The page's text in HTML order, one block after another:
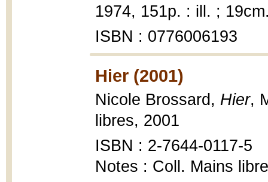
1974, 151p. : ill. ;
ISBN : 0776006193
Hier (2001)
Nicole Brossard, Hier,
libres, 2001
ISBN : 2-7644-0117-5
Notes : Coll. Mains